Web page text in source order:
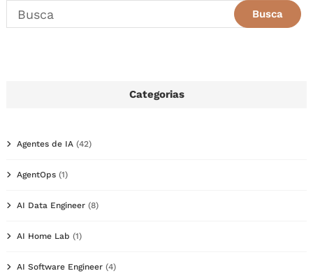
Categorias
Agentes de IA (42)
AgentOps (1)
AI Data Engineer (8)
AI Home Lab (1)
AI Software Engineer (4)